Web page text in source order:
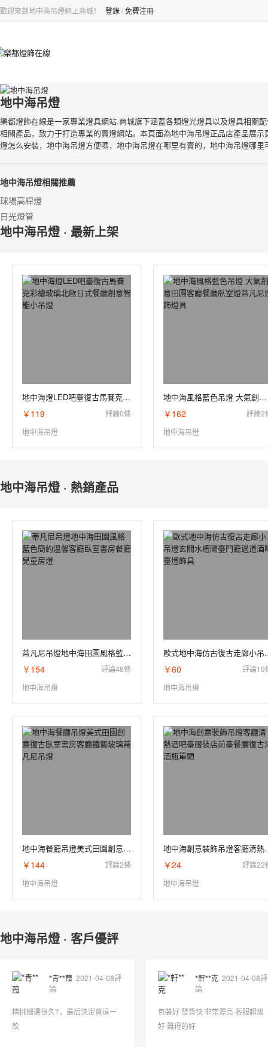
歡迎來到地中海吊燈網上商城！ 登錄/免費注冊
地中海吊燈
樂都燈飾在線是一家專業燈具網站.商城旗下涵蓋各類燈光燈具以及燈具相關
相關產品，致力于打造專業的賣燈網站。本頁面為地中海吊燈正品店產品展
燈怎么安裝，地中海吊燈方便嗎，地中海吊燈在哪里有賣的，地中海吊燈哪
地中海吊燈相關推薦
球場高桿燈
日光燈管
太陽能路燈
兔子燈
客廳吸頂燈
戶外射燈
中式吸頂燈
地中海吊燈
簡約吊燈
地中海吊燈 · 最新上架
地中海燈LED吧臺復古馬賽克彩繪玻璃北歐日式餐廳創意智能小吊燈
￥119
評論0條
地中海吊燈
地中海風格藍色吊燈 大氣創意田園客廳餐廳臥室燈蒂凡尼燈飾燈具
￥162
評論2
地中海吊燈
地中海吊燈 · 熱銷產品
蒂凡尼吊燈地中海田園風格藍色簡約溫馨客廳臥室書房餐廳兒童房燈
￥154
評論48條
地中海吊燈
歐式地中海仿古
￥60
評論19
地中海吊燈
地中海餐廳吊燈美式田園創意復古臥室書房客廳鐵藝玻璃蒂凡尼吊燈
￥144
評論2條
地中海吊燈
地中海創意裝飾
￥24
評論22
地中海吊燈
地中海吊燈 · 客戶優評
*青**葭 2021-04-08評
論
精挑細選很久?，最后決定買這一
款
*軒**克 2021-04-08評
論
包裝好 發貨快 非常漂亮 客服超級
好 難得的好